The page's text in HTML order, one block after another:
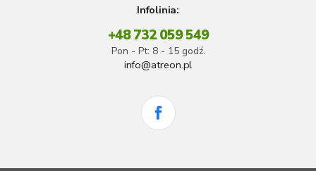
Infolinia:
+48 732 059 549
Pon - Pt: 8 - 15 godź.
info@atreon.pl